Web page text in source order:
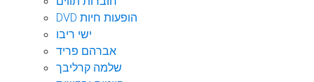
DVD הופעות חיות
ישי ריבו
אברהם פריד
שלמה קרליבך